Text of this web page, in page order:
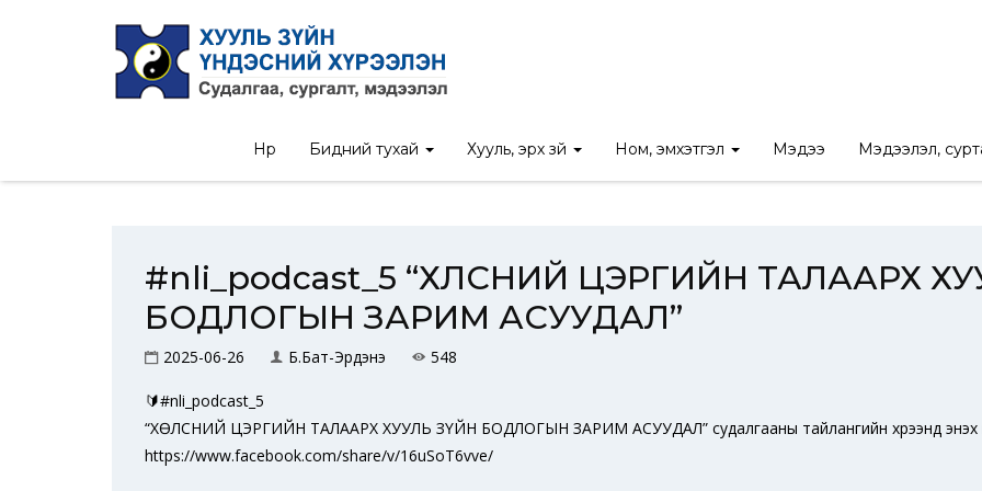
Нүүр Бидний тухай Хууль, эрх зүй Ном, эмхэтгэл Мэдээ Мэдээлэл,
Нүүр / Мэдээ #nli_podcast_5 “ХӨЛСНИЙ ЦЭРГИЙН ТАЛААРХ ХУУЛЬ ЗҮЙН
#nli_podcast_5 “ХӨЛСНИЙ ЦЭРГИЙН ТАЛААРХ
БОДЛОГЫН ЗАРИМ АСУУДАЛ”
2025-06-26 Б.Бат-Эрдэнэ 548
🔰#nli_podcast_5
“ХӨЛСНИЙ ЦЭРГИЙН ТАЛААРХ ХУУЛЬ ЗҮЙН БОДЛОГЫН ЗАРИМ АСУУДАЛ” судалгааны тайлангийн хүрээнд энэхүү
https://www.facebook.com/share/v/16uSoT6vve/